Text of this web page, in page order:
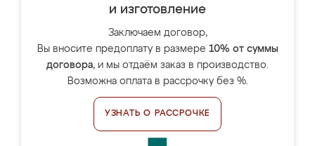
и изготовление
Заключаем договор,
Вы вносите предоплату в размере 10% от суммы
договора, и мы отдаём заказ в производство.
Возможна оплата в рассрочку без %.
УЗНАТЬ О РАССРОЧКЕ